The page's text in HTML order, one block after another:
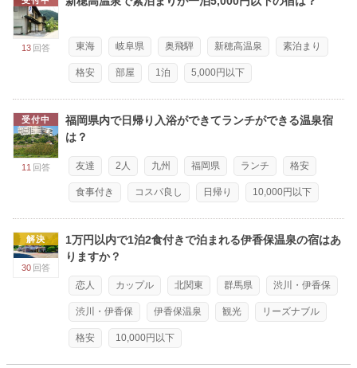
13 回答 東海 岐阜県 奥飛騨 新穂高温泉 素泊まり
格安 部屋 1泊 5,000円以下
受付中
11 回答
福岡県内で日帰り入浴ができてランチができる温泉宿
は？
友達 2人 九州 福岡県 ランチ 格安
食事付き コスパ良し 日帰り 10,000円以下
解決
30 回答
1万円以内で1泊2食付きで泊まれる伊香保温泉の宿はあ
りますか？
恋人 カップル 北関東 群馬県 渋川・伊香保
渋川・伊香保 伊香保温泉 観光 リーズナブル
格安 10,000円以下